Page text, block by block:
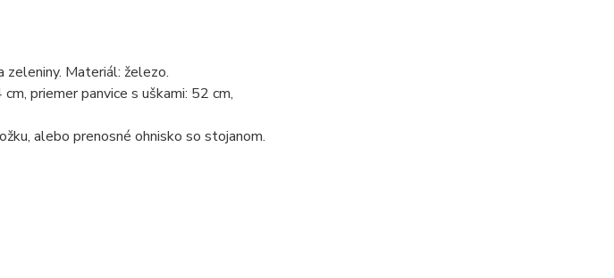
zeleniny. Materiál: železo.
priemer panvice s uškami: 52 cm,
alebo prenosné ohnisko so stojanom.